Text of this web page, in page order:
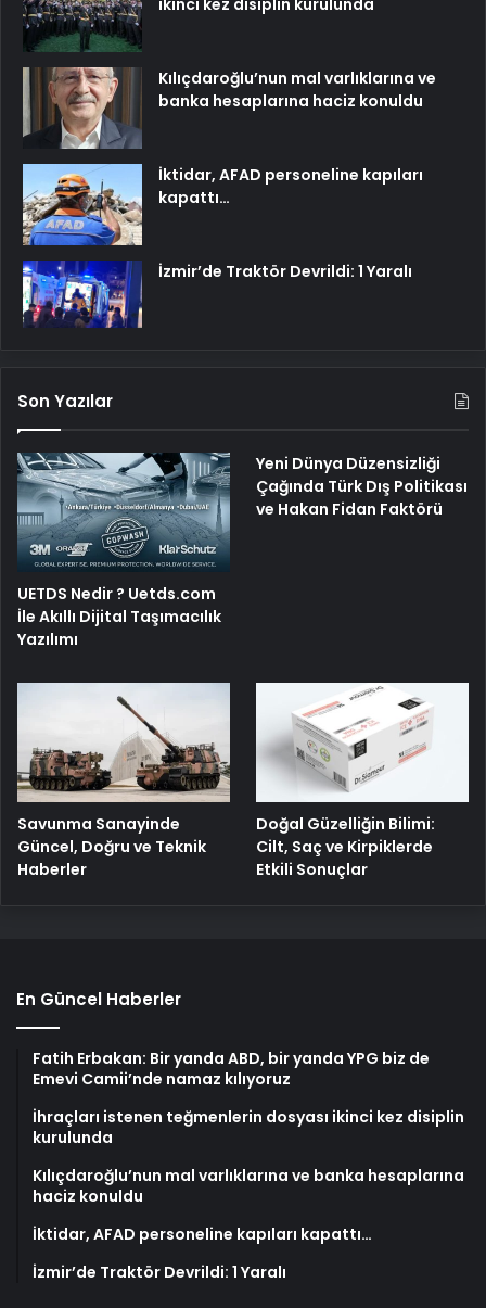
ikinci kez disiplin kurulunda
Kılıçdaroğlu’nun mal varlıklarına ve
banka hesaplarına haciz konuldu
İktidar, AFAD personeline kapıları
kapattı…
İzmir’de Traktör Devrildi: 1 Yaralı
Son Yazılar
UETDS Nedir ? Uetds.com
İle Akıllı Dijital Taşımacılık
Yazılımı
Yeni Dünya Düzensizliği
Çağında Türk Dış Politikası
ve Hakan Fidan Faktörü
Savunma Sanayinde
Güncel, Doğru ve Teknik
Haberler
Doğal Güzelliğin Bilimi:
Cilt, Saç ve Kirpiklerde
Etkili Sonuçlar
En Güncel Haberler
Fatih Erbakan: Bir yanda ABD, bir yanda YPG biz de
Emevi Camii’nde namaz kılıyoruz
İhraçları istenen teğmenlerin dosyası ikinci kez disiplin
kurulunda
Kılıçdaroğlu’nun mal varlıklarına ve banka hesaplarına
haciz konuldu
İktidar, AFAD personeline kapıları kapattı…
İzmir’de Traktör Devrildi: 1 Yaralı